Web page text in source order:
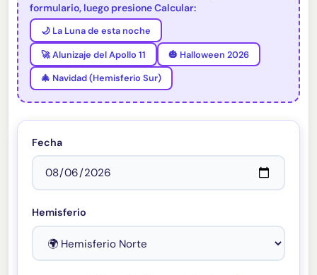
formulario, luego presione Calcular:
🌙 La Luna de esta noche
🚀 Alunizaje del Apollo 11
🎃 Halloween 2026
🎄 Navidad (Hemisferio Sur)
Fecha
Hemisferio